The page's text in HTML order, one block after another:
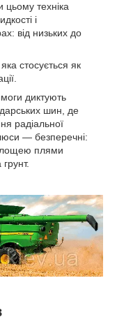
цьому техніка
і
від низьких до
стосується як
диктують
шин, де
радіальної
— безперечні:
плями